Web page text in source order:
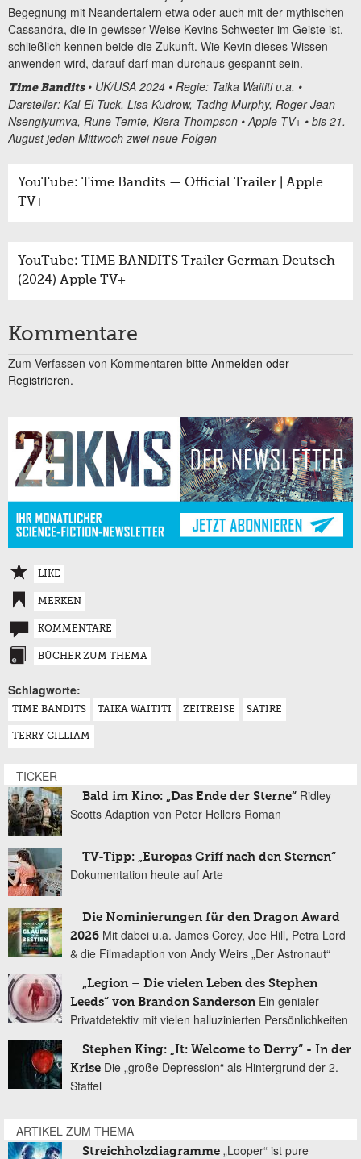
Begegnung mit Neandertalern etwa oder auch mit der mythischen
Cassandra, die in gewisser Weise Kevins Schwester im Geiste ist,
schließlich kennen beide die Zukunft. Wie Kevin dieses Wissen
anwenden wird, darauf darf man durchaus gespannt sein.
Time Bandits• UK/USA 2024 • Regie: Taika Waititi u.a. •
Darsteller: Kal-El Tuck, Lisa Kudrow, Tadhg Murphy, Roger Jean
Nsengiyumva, Rune Temte, Kiera Thompson • Apple TV+ • bis 21.
August jeden Mittwoch zwei neue Folgen
YouTube: Time Bandits — Official Trailer | Apple
TV+
YouTube: TIME BANDITS Trailer German Deutsch
(2024) Apple TV+
Kommentare
Zum Verfassen von Kommentaren bitte Anmelden oder
Registrieren.
LIKE
MERKEN
KOMMENTARE
BÜCHER ZUM THEMA
Schlagworte:
TIME BANDITS TAIKA WAITITI ZEITREISE SATIRE
TERRY GILLIAM
TICKER
Bald im Kino: „Das Ende der Sterne“ Ridley
Scotts Adaption von Peter Hellers Roman
TV-Tipp: „Europas Griff nach den Sternen“
Dokumentation heute auf Arte
Die Nominierungen für den Dragon Award
2026 Mit dabei u.a. James Corey, Joe Hill, Petra Lord
& die Filmadaption von Andy Weirs „Der Astronaut“
„Legion – Die vielen Leben des Stephen
Leeds“ von Brandon Sanderson Ein genialer
Privatdetektiv mit vielen halluzinierten Persönlichkeiten
Stephen King: „It: Welcome to Derry“ - In der
Krise Die „große Depression“ als Hintergrund der 2.
Staffel
ARTIKEL ZUM THEMA
Streichholzdiagramme „Looper“ ist pure